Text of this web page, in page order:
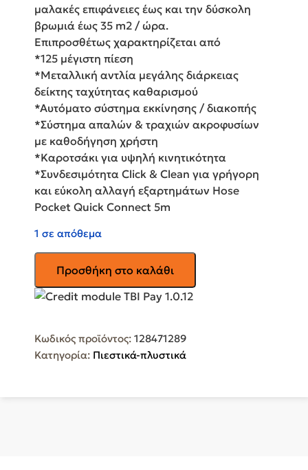
μαλακές επιφάνειες έως και την δύσκολη
βρωμιά έως 35 m2 / ώρα.
Επιπροσθέτως χαρακτηρίζεται από
*125 μέγιστη πίεση
*Μεταλλική αντλία μεγάλης διάρκειας
δείκτης ταχύτητας καθαρισμού
*Αυτόματο σύστημα εκκίνησης / διακοπής
*Σύστημα απαλών & τραχιών ακροφυσίων
με καθοδήγηση χρήστη
*Καροτσάκι για υψηλή κινητικότητα
*Συνδεσιμότητα Click & Clean για γρήγορη
και εύκολη αλλαγή εξαρτημάτων Hose
Pocket Quick Connect 5m
1 σε απόθεμα
Nilfisk
Core
125-
Πλυστικό
Ρεύματος
Προσθήκη στο καλάθι
Κωδικός προϊόντος: 128471289
Κατηγορία: Πιεστικά-πλυστικά